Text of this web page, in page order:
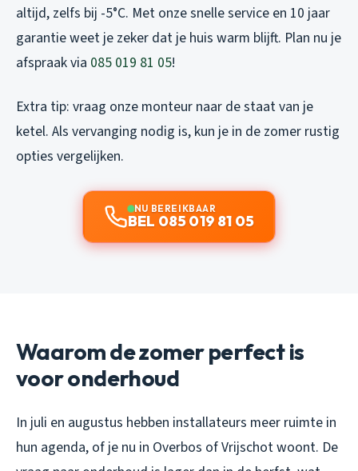
altijd, zelfs bij -5°C. Met onze snelle service en 10 jaar
garantie weet je zeker dat je huis warm blijft. Plan nu je
afspraak via 085 019 81 05!
Extra tip: vraag onze monteur naar de staat van je
ketel. Als vervanging nodig is, kun je in de zomer rustig
opties vergelijken.
NU BEREIKBAAR
BEL 085 019 81 05
Waarom de zomer perfect is
voor onderhoud
In juli en augustus hebben installateurs meer ruimte in
hun agenda, of je nu in Overbos of Vrijschot woont. De